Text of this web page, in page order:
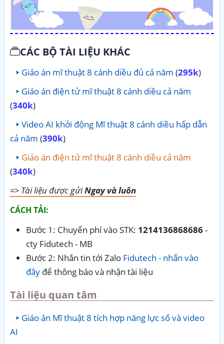
CÁC BỘ TÀI LIỆU KHÁC
Giáo án mĩ thuật 8 cánh diều đủ cả năm (295k)
Giáo án điện tử mĩ thuật 8 cánh diều cả năm
(340k)
Video AI khởi động Mĩ thuật 8 cánh diều hấp dẫn
cả năm (390k)
Giáo án điện tử mĩ thuật 8 cánh diều cả năm
(340k)
=> Tài liệu được gửiNgay và luôn
CÁCH TẢI:
Bước 1: Chuyển phí vào STK: 1214136868686-
cty Fidutech - MB
Bước 2: Nhắn tin tới Zalo Fidutech - nhấn vào
đây để thông báo và nhận tài liệu
Tài liệu quan tâm
Giáo án Mĩ thuật 8 tích hợp năng lực số và video
AI